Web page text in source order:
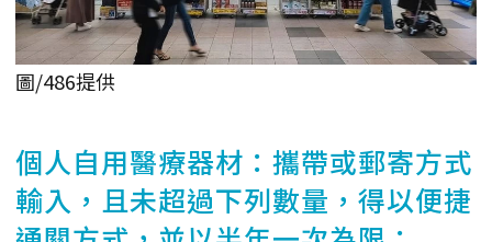
圖/486提供
個人自用醫療器材：攜帶或郵寄方式
輸入，且未超過下列數量，得以便捷